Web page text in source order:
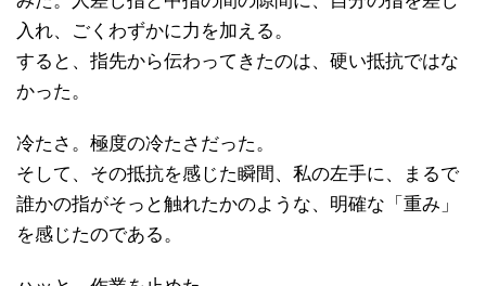
入れ、ごくわずかに力を加える。
すると、指先から伝わってきたのは、硬い抵抗ではな
かった。
冷たさ。極度の冷たさだった。
そして、その抵抗を感じた瞬間、私の左手に、まるで
誰かの指がそっと触れたかのような、明確な「重み」
を感じたのである。